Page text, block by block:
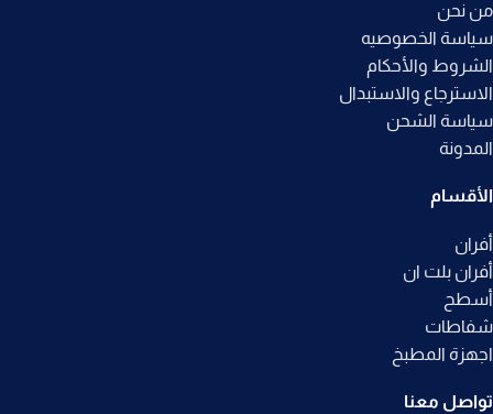
من نحن
سياسة الخصوصيه
الشروط والأحكام
الاسترجاع والاستبدال
سياسة الشحن
المدونة
الأقسام
أفران
أفران بلت ان
أسطح
شفاطات
اجهزة المطبخ
تواصل معنا